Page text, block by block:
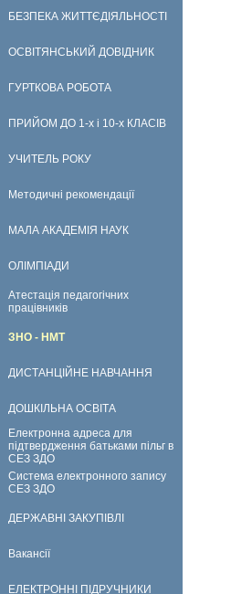
БЕЗПЕКА ЖИТТЄДІЯЛЬНОСТІ
ОСВІТЯНСЬКИЙ ДОВІДНИК
ГУРТКОВА РОБОТА
ПРИЙОМ ДО 1-х і 10-х КЛАСІВ
УЧИТЕЛЬ РОКУ
Методичні рекомендації
МАЛА АКАДЕМІЯ НАУК
ОЛІМПІАДИ
Атестація педагогічних
працівників
ЗНО - НМТ
ДИСТАНЦІЙНЕ НАВЧАННЯ
ДОШКІЛЬНА ОСВІТА
Електронна адреса для
підтвердження батьками пільг в
СЕЗ ЗДО
Система електронного запису
СЕЗ ЗДО
ДЕРЖАВНІ ЗАКУПІВЛІ
Вакансії
ЕЛЕКТРОННІ ПІДРУЧНИКИ